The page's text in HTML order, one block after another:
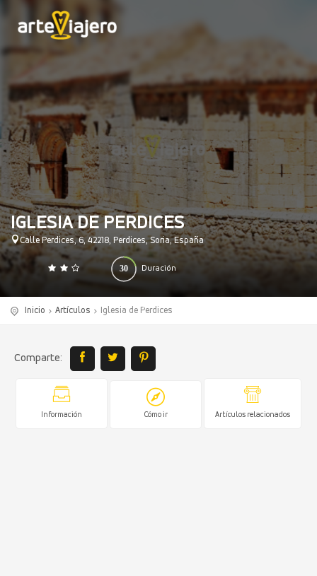
IGLESIA DE PERDICES
Calle Perdices, 6, 42218, Perdices, Soria, España
Duración
30
0 140
Inicio Artículos Iglesia de Perdices
Comparte:
Información Cómo ir Artículos relacionados